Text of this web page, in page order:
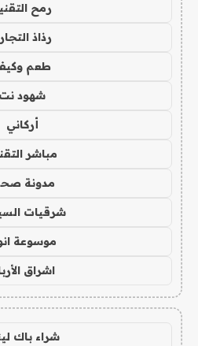
رمح
رذاذ
طعم
شهود نت
أركاني
مباشر
مدونة
شرقيات
موسوعة
اشراق
شراء باك